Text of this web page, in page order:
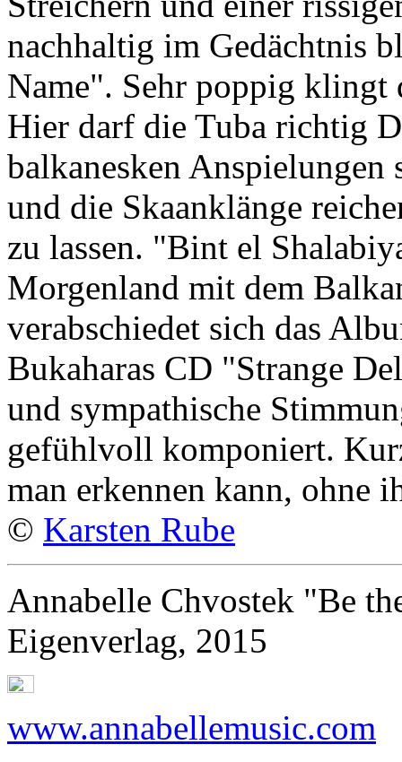
nachhaltig im Gedächtnis
Name". Sehr poppig
Hier darf die Tuba richtig
balkanesken
und die Skaanklänge
zu lassen. "Bint el
Morgenland mit dem
verabschiedet sich das
Bukaharas CD "Strange
und sympathische
gefühlvoll komponiert.
man erkennen kann, ohne
© Karsten Rube
Annabelle Chvostek "Be
Eigenverlag, 2015
www.annabellemusic.com